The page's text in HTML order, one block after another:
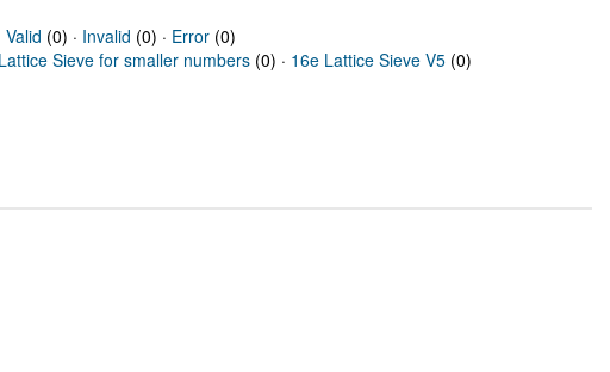
Valid (0) · Invalid (0) · Error(0)
Sieve for smaller numbers (0) · 16e Lattice Sieve V5 (0)